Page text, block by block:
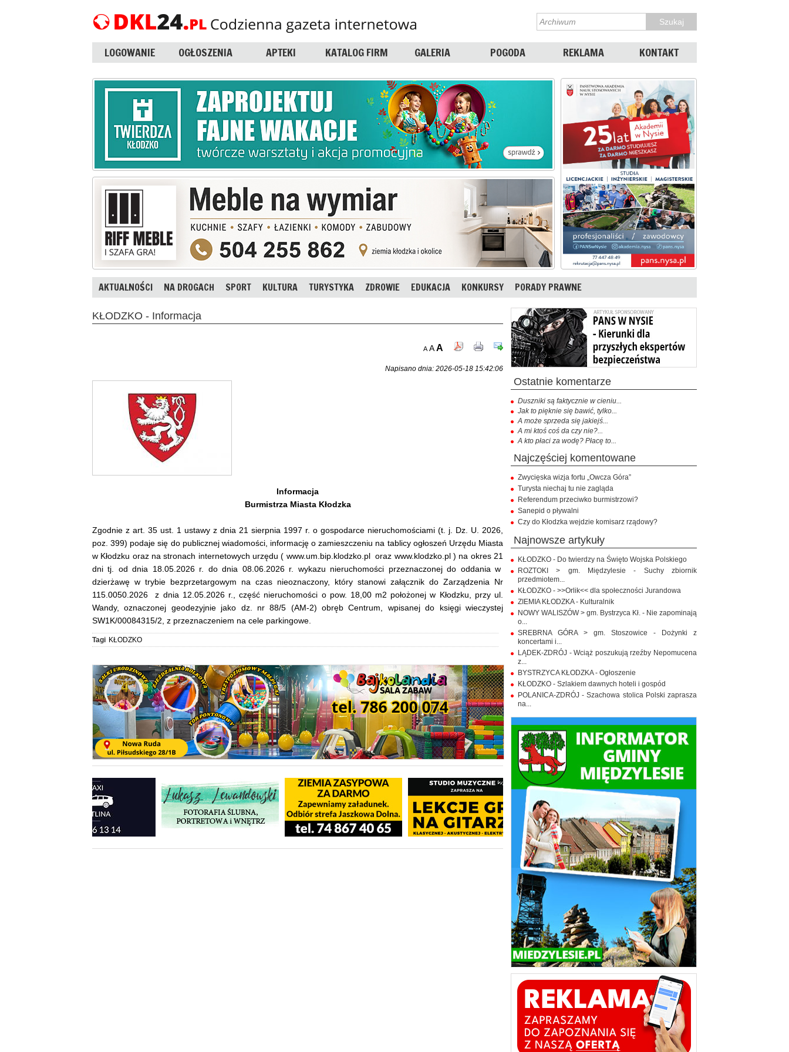
LOGOWANIE OGŁOSZENIA APTEKI KATALOG FIRM GALERIA POGODA REKLAMA KONTAKT
AKTUALNOŚCI NA DROGACH SPORT KULTURA TURYSTYKA ZDROWIE EDUKACJA KONKURSY PORADY PRAWNE
KŁODZKO - Informacja
A AA
Napisano dnia: 2026-05-18 15:42:06
Informacja
Burmistrza Miasta Kłodzka
Zgodnie z art. 35 ust. 1 ustawy z dnia 21 sierpnia 1997 r. o gospodarce nieruchomościami (t. j. Dz. U. 2026,
poz. 399) podaje się do publicznej wiadomości, informację o zamieszczeniu na tablicy ogłoszeń Urzędu Miasta
w Kłodzku oraz na stronach internetowych urzędu ( www.um.bip.klodzko.pl oraz www.klodzko.pl ) na okres 21
dni tj. od dnia 18.05.2026 r. do dnia 08.06.2026 r. wykazu nieruchomości przeznaczonej do oddania w
dzierżawę w trybie bezprzetargowym na czas nieoznaczony, który stanowi załącznik do Zarządzenia Nr
115.0050.2026 z dnia 12.05.2026 r., część nieruchomości o pow. 18,00 m2 położonej w Kłodzku, przy ul.
Wandy, oznaczonej geodezyjnie jako dz. nr 88/5 (AM-2) obręb Centrum, wpisanej do księgi wieczystej
SW1K/00084315/2, z przeznaczeniem na cele parkingowe.
Tagi KŁODZKO
ostatnie komentarze
Duszniki są faktycznie w cieniu...
Jak to pięknie się bawić, tylko...
A może sprzeda się jakiejś...
A mi ktoś coś da czy nie?...
A kto płaci za wodę? Płacę to...
najczęściej komentowane
Zwycięska wizja fortu „Owcza Góra”
Turysta niechaj tu nie zagląda
Referendum przeciwko burmistrzowi?
Sanepid o pływalni
Czy do Kłodzka wejdzie komisarz rządowy?
najnowsze artykuły
KŁODZKO - Do twierdzy na Święto Wojska Polskiego
ROZTOKI > gm. Międzylesie - Suchy zbiornik
przedmiotem...
KŁODZKO - >>Orlik<< dla społeczności Jurandowa
ZIEMIA KŁODZKA - Kulturalnik
NOWY WALISZÓW > gm. Bystrzyca Kł. - Nie zapominają
o...
SREBRNA GÓRA > gm. Stoszowice - Dożynki z
koncertami i...
LĄDEK-ZDRÓJ - Wciąż poszukują rzeźby Nepomucena
z...
BYSTRZYCA KŁODZKA - Ogłoszenie
KŁODZKO - Szlakiem dawnych hoteli i gospód
POLANICA-ZDRÓJ - Szachowa stolica Polski zaprasza
na...